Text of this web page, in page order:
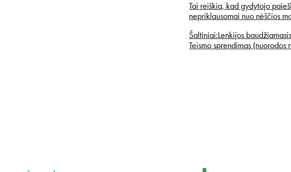
Tai reiškia, kad gydytojo
nepriklausomai nuo nėščios
Šaltiniai:Lenkijos
Teismo sprendimas